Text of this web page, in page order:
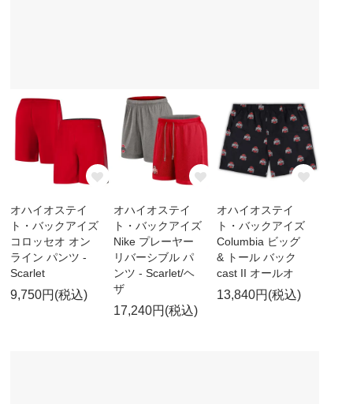
オハイオステイ
ト・バックアイズ
コロッセオ オン
ライン パンツ -
Scarlet
9,750円(税込)
オハイオステイ
ト・バックアイズ
Nike プレーヤー
リバーシブル パ
ンツ - Scarlet/ヘ
ザ
17,240円(税込)
オハイオステイ
ト・バックアイズ
Columbia ビッグ
& トール バック
cast II オールオ
13,840円(税込)